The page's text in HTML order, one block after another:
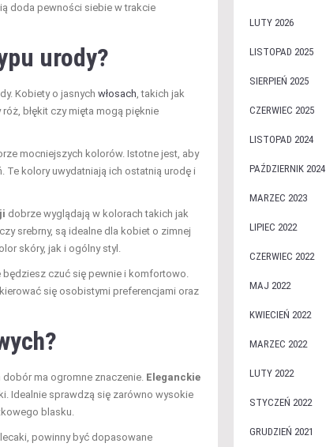
doda pewności siebie w trakcie
urody?
Kobiety o jasnych włosach , takich jak
błękit czy mięta mogą pięknie
mocniejszych kolorów. Istotne jest, aby
Te kolory uwydatniają ich ostatnią urodę i
dobrze wyglądają w kolorach takich jak
srebrny, są idealne dla kobiet o zimnej
skóry, jak i ogólny styl.
będziesz czuć się pewnie i komfortowo.
się osobistymi preferencjami oraz
ma ogromne znaczenie. Eleganckie
Idealnie sprawdzą się zarówno wysokie
blasku.
powinny być dopasowane
LUTY 2026
LISTOPAD 2025
SIERPIEŃ 2025
CZERWIEC 2025
LISTOPAD 2024
PAŹDZIERNIK 2024
MARZEC 2023
LIPIEC 2022
CZERWIEC 2022
MAJ 2022
KWIECIEŃ 2022
MARZEC 2022
LUTY 2022
STYCZEŃ 2022
GRUDZIEŃ 2021